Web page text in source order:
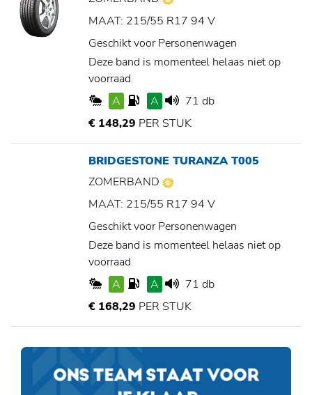
MAAT: 215/55 R17 94 V
Geschikt voor Personenwagen
Deze band is momenteel helaas niet op
voorraad
A
A
71 db
€ 148,29 PER STUK
BRIDGESTONE TURANZA T005
ZOMERBAND
MAAT: 215/55 R17 94 V
Geschikt voor Personenwagen
Deze band is momenteel helaas niet op
voorraad
A
A
71 db
€ 168,29 PER STUK